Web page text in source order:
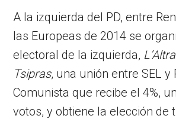
A la izquierda del PD, entre
las Europeas de 2014 se
electoral de la izquierda,
Tsipras, una unión entre SEL y
Comunista que recibe el 4%,
votos, y obtiene la elección de